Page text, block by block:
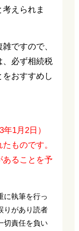
えられま
ですので、
、必ず相続税
おすすめし
1月2日）
ものです。
あることを予
に執筆を行っ
りがあり読者
切責任を負い